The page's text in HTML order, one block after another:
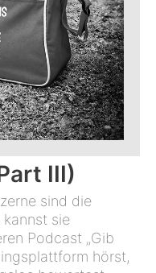
III)
sind die
sie
Podcast „Gib
hörst,